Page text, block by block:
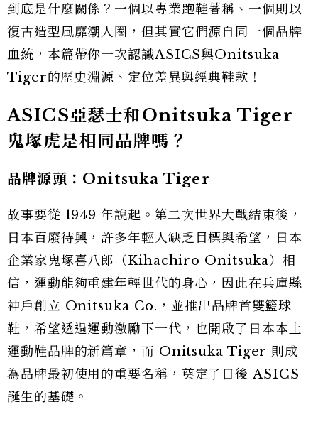
到底是什麼關係？一個以專業跑鞋著稱、一個則以
復古造型風靡潮人圈，但其實它們源自同一個品牌
血統，本篇帶你一次認識ASICS與Onitsuka
Tiger的歷史淵源、定位差異與經典鞋款！
ASICS亞瑟士和Onitsuka Tiger
鬼塚虎是相同品牌嗎？
品牌源頭：Onitsuka Tiger
故事要從 1949 年說起。第二次世界大戰結束後，
日本百廢待興，許多年輕人缺乏目標與希望，日本
企業家鬼塚喜八郎（Kihachiro Onitsuka）相
信，運動能夠重建年輕世代的身心，因此在兵庫縣
神戶創立 Onitsuka Co.，並推出品牌首雙籃球
鞋，希望透過運動激勵下一代，也開啟了日本本土
運動鞋品牌的新篇章，而 Onitsuka Tiger 則成
為品牌最初使用的重要名稱，奠定了日後 ASICS
誕生的基礎。